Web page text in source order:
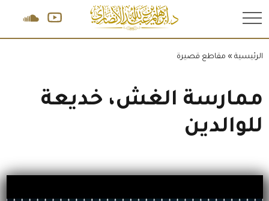
الرئيسية » مقاطع قصيرة
ممارسة الغش، خديعة
للوالدين